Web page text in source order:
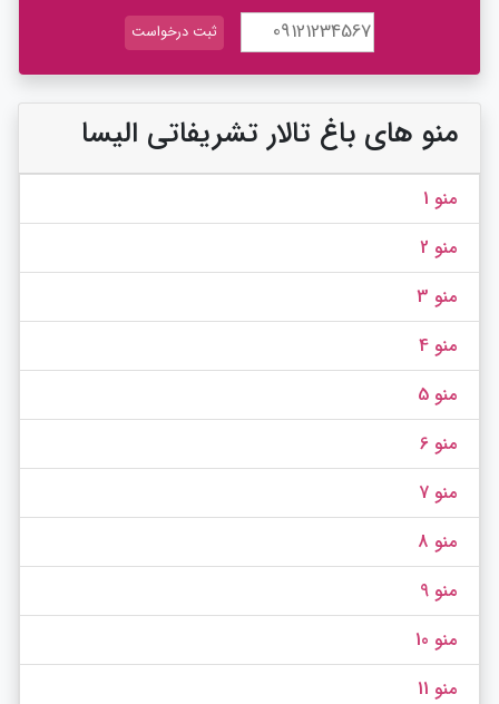
منو های باغ تالار تشریفاتی الیسا
منو 1
منو 2
منو 3
منو 4
منو 5
منو 6
منو 7
منو 8
منو 9
منو 10
منو 11